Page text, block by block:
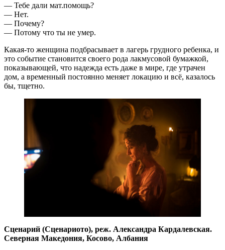
— Тебе дали мат.помощь?
— Нет.
— Почему?
— Потому что ты не умер.
Какая-то женщина подбрасывает в лагерь грудного ребенка, и
это событие становится своего рода лакмусовой бумажкой,
показывающей, что надежда есть даже в мире, где утрачен
дом, а временный постоянно меняет локацию и всё, казалось
бы, тщетно.
Сценарий (Сценариото), реж. Александра Кардалевская.
Северная Македония, Косово, Албания